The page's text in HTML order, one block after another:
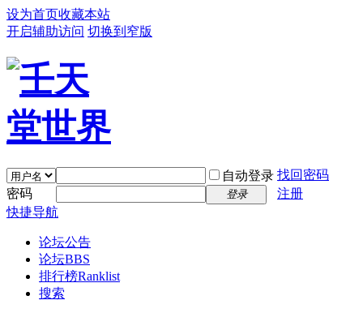
设为首页收藏本站
开启辅助访问 切换到窄版
自动登录 找回密码
密码
登录
注册
快捷导航
论坛公告
论坛BBS
排行榜Ranklist
搜索